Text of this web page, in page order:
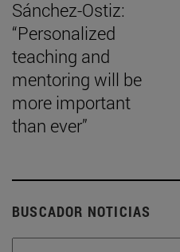
Sánchez-Ostiz:
“Personalized
teaching and
mentoring will be
more important
than ever”
BUSCADOR NOTICIAS